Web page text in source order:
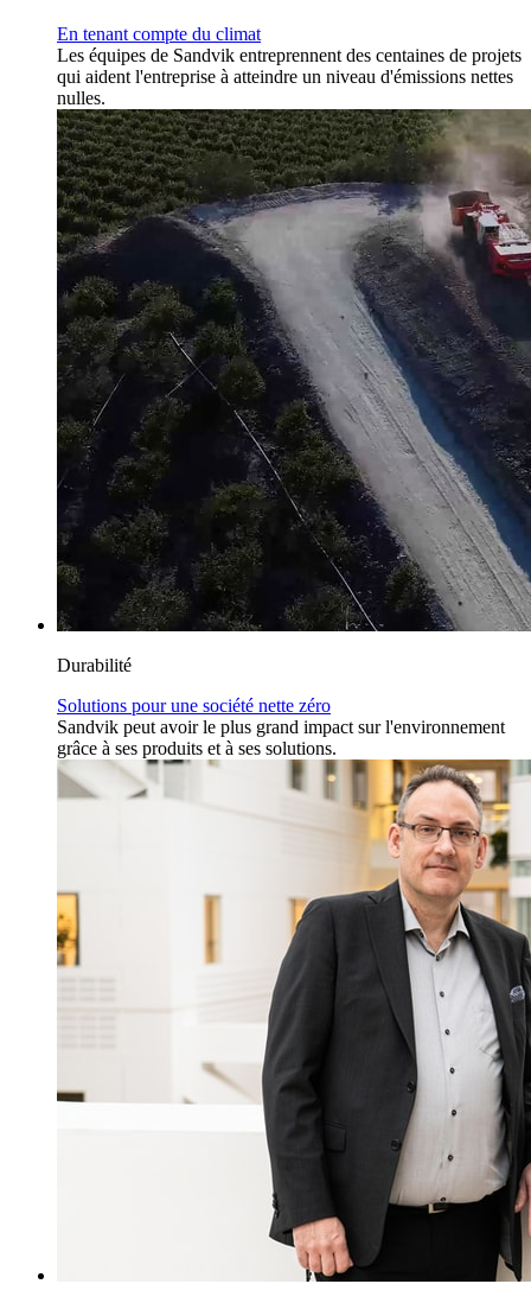
En tenant compte du climat
Les équipes de Sandvik entreprennent des centaines de projets
qui aident l'entreprise à atteindre un niveau d'émissions nettes
nulles.
Durabilité
Solutions pour une société nette zéro
Sandvik peut avoir le plus grand impact sur l'environnement
grâce à ses produits et à ses solutions.